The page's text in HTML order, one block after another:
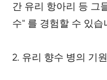
간 유리 항아리 등 그
수" 를 경험할 수 있습
2. 유리 향수 병의 기원